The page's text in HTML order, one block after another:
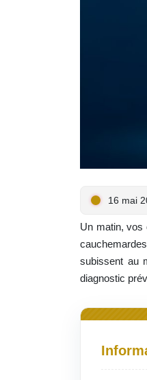
16 mai
Un matin, vos
subissent au
diagnostic